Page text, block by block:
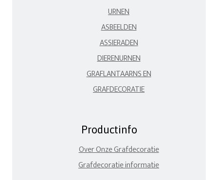
URNEN
ASBEELDEN
ASSIERADEN
DIERENURNEN
GRAFLANTAARNS EN
GRAFDECORATIE
Productinfo
Over Onze Grafdecoratie
Grafdecoratie informatie